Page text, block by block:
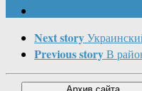
Next story
Previous storyВ